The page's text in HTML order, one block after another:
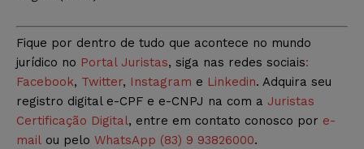
Fique por dentro de tudo que acontece no mundo
jurídico no Portal Juristas, siga nas redes sociais:
Facebook, Twitter, Instagram e Linkedin. Adquira seu
registro digital e-CPF e e-CNPJ na com a Juristas
Certificação Digital, entre em contato conosco por e-
mail ou pelo WhatsApp (83) 9 93826000.